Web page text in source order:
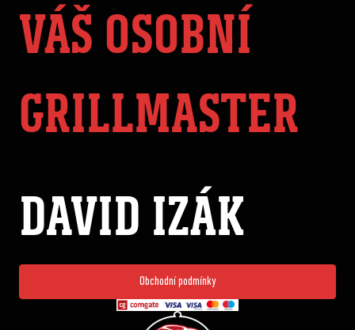
VÁŠ OSOBNÍ
GRILLMASTER
DAVID IZÁK
Obchodní podmínky